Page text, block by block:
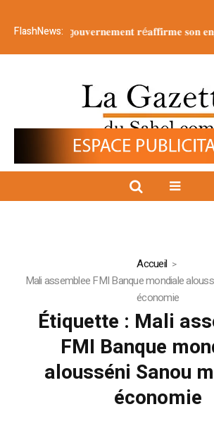
FlashNews:
: 𝐥𝐞 g𝐨𝐮𝐯𝐞𝐫𝐧𝐞𝐦𝐞𝐧𝐭 𝐫é𝐚𝐟𝐟𝐢𝐫𝐦𝐞 𝐬𝐨𝐧
Accueil
Mali assemblee FMI Banque mondiale
économie
Étiquette : Mali
FMI Banque
alousséni Sanou
économie